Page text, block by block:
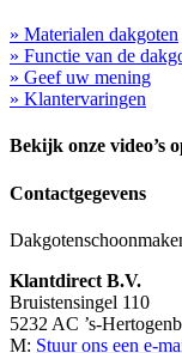
» Materialen dakgoten
» Functie van de
» Geef uw mening
» Klantervaringen
Bekijk onze video’s
Contactgegevens
Klantdirect B.V.
Bruistensingel 110
5232 AC ’s-
M: Stuur ons een e-